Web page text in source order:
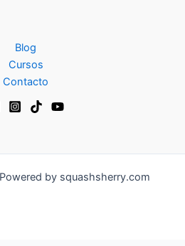
Blog
Cursos
Contacto
by squashsherry.com